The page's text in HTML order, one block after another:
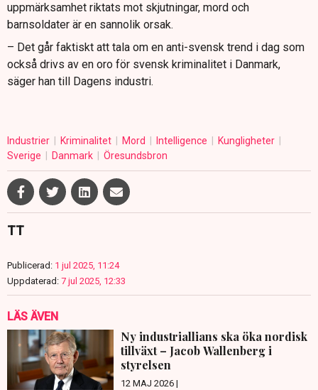
uppmärksamhet riktats mot skjutningar, mord och
barnsoldater är en sannolik orsak.
– Det går faktiskt att tala om en anti-svensk trend i dag som
också drivs av en oro för svensk kriminalitet i Danmark,
säger han till Dagens industri.
Industrier Kriminalitet Mord Intelligence
Kungligheter
Sverige
Danmark Öresundsbron
TT
Publicerad: 1 jul 2025, 11:24
Uppdaterad: 7 jul 2025, 12:33
LÄS ÄVEN
Ny industriallians ska öka nordisk
tillväxt – Jacob Wallenberg i
styrelsen
12 MAJ 2026 |